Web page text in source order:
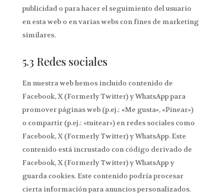
publicidad o para hacer el seguimiento del usuario
en esta web o en varias webs con fines de marketing
similares.
5.3 Redes sociales
En nuestra web hemos incluido contenido de
Facebook, X (Formerly Twitter) y WhatsApp para
promover páginas web (p.ej.: «Me gusta», «Pinear»)
o compartir (p.ej.: «tuitear») en redes sociales como
Facebook, X (Formerly Twitter) y WhatsApp. Este
contenido está incrustado con código derivado de
Facebook, X (Formerly Twitter) y WhatsApp y
guarda cookies. Este contenido podría procesar
cierta información para anuncios personalizados.